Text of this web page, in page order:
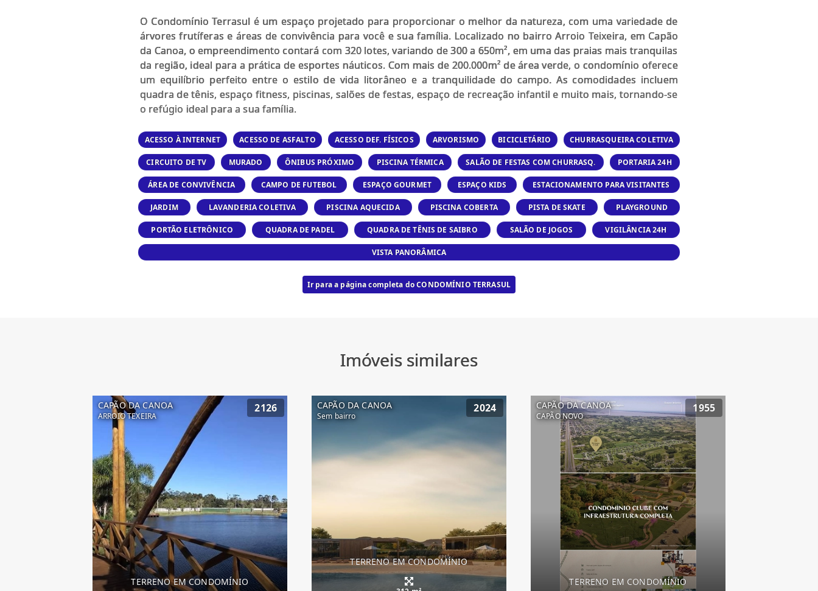
O Condomínio Terrasul é um espaço projetado para proporcionar o melhor da natureza, com uma variedade de
árvores frutíferas e áreas de convivência para você e sua família. Localizado no bairro Arroio Teixeira, em Capão
da Canoa, o empreendimento contará com 320 lotes, variando de 300 a 650m², em uma das praias mais tranquilas
da região, ideal para a prática de esportes náuticos. Com mais de 200.000m² de área verde, o condomínio oferece
um equilíbrio perfeito entre o estilo de vida litorâneo e a tranquilidade do campo. As comodidades incluem
quadra de tênis, espaço fitness, piscinas, salões de festas, espaço de recreação infantil e muito mais, tornando-se
o refúgio ideal para a sua família.
ACESSO À INTERNET ACESSO DE ASFALTO ACESSO DEF. FÍSICOS ARVORISMO BICICLETÁRIO CHURRASQUEIRA COLETIVA
CIRCUITO DE TV MURADO ÔNIBUS PRÓXIMO PISCINA TÉRMICA SALÃO DE FESTAS COM CHURRASQ. PORTARIA 24H
ÁREA DE CONVIVÊNCIA CAMPO DE FUTEBOL ESPAÇO GOURMET ESPAÇO KIDS ESTACIONAMENTO PARA VISITANTES
JARDIM LAVANDERIA COLETIVA PISCINA AQUECIDA PISCINA COBERTA PISTA DE SKATE PLAYGROUND
PORTÃO ELETRÔNICO QUADRA DE PADEL QUADRA DE TÊNIS DE SAIBRO SALÃO DE JOGOS VIGILÂNCIA 24H
VISTA PANORÂMICA
Ir para a página completa do CONDOMÍNIO TERRASUL
Imóveis similares
CAPÃO DA CANOA
ARROIO TEXEIRA
2126
TERRENO EM CONDOMÍNIO
CAPÃO DA CANOA
Sem bairro
2024
TERRENO EM CONDOMÍNIO
CAPÃO DA CANOA
CAPÃO NOVO
1955
TERRENO EM CONDOMÍNIO